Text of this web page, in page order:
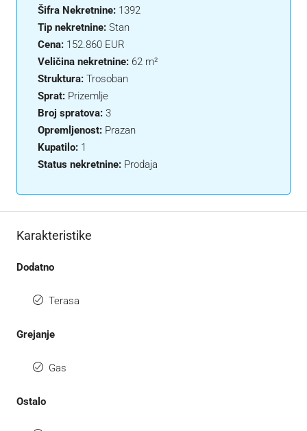
Šifra Nekretnine: 1392
Tip nekretnine: Stan
Cena: 152.860 EUR
Veličina nekretnine: 62 m²
Struktura: Trosoban
Sprat: Prizemlje
Broj spratova: 3
Opremljenost: Prazan
Kupatilo: 1
Status nekretnine: Prodaja
Karakteristike
Dodatno
Terasa
Grejanje
Gas
Ostalo